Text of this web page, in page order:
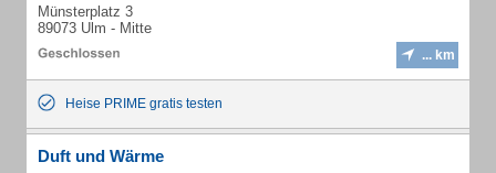
Münsterplatz 3
89073 Ulm - Mitte
... km
Heise PRIME gratis testen
Duft und Wärme